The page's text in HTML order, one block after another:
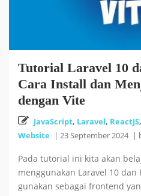
Tutorial Laravel 10
Cara Install dan
dengan Vite
JavaScript, Laravel, ReactJS,
Website
| 23 September 2024 |
Pada tutorial ini kita akan
menggunakan Laravel 10 dan
gunakan sebagai frontend